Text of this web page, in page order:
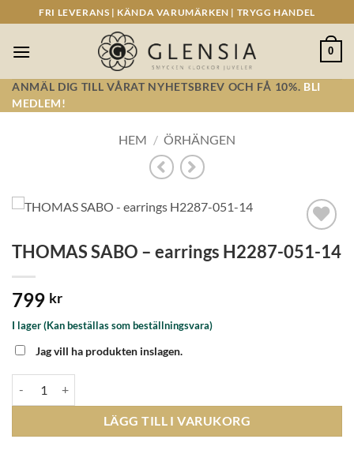
to
content
FRI LEVERANS | KÄNDA VARUMÄRKEN | TRYGG HANDEL
0
ANMÄL DIG TILL VÅRAT NYHETSBREV OCH FÅ 10%. BLI
MEDLEM!
HEM / ÖRHÄNGEN
Lägg till i
önskelistan!
THOMAS SABO – earrings H2287-051-14
799 kr
I lager (Kan beställas som beställningsvara)
Jag vill ha produkten inslagen.
LÄGG TILL I VARUKORG